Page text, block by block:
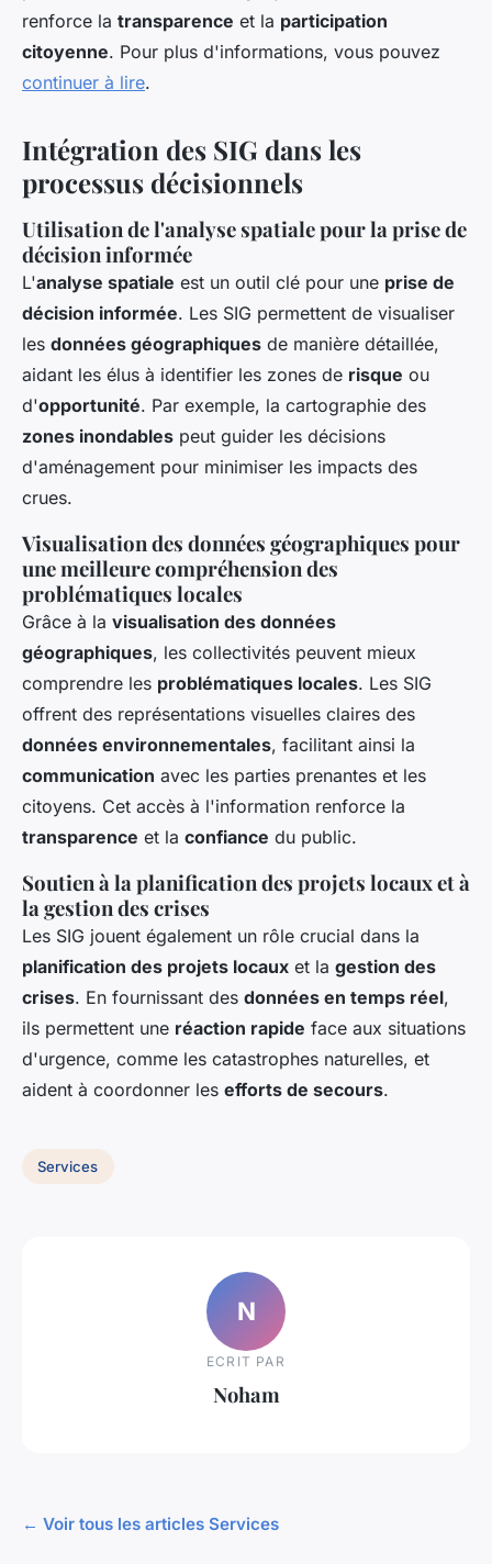
renforce la transparence et la participation
citoyenne. Pour plus d'informations, vous pouvez
continuer à lire.
Intégration des SIG dans les
processus décisionnels
Utilisation de l'analyse spatiale pour la prise de
décision informée
L'analyse spatiale est un outil clé pour une prise de
décision informée. Les SIG permettent de visualiser
les données géographiques de manière détaillée,
aidant les élus à identifier les zones de risque ou
d'opportunité. Par exemple, la cartographie des
zones inondables peut guider les décisions
d'aménagement pour minimiser les impacts des
crues.
Visualisation des données géographiques pour
une meilleure compréhension des
problématiques locales
Grâce à la visualisation des données
géographiques, les collectivités peuvent mieux
comprendre les problématiques locales. Les SIG
offrent des représentations visuelles claires des
données environnementales, facilitant ainsi la
communication avec les parties prenantes et les
citoyens. Cet accès à l'information renforce la
transparence et la confiance du public.
Soutien à la planification des projets locaux et à
la gestion des crises
Les SIG jouent également un rôle crucial dans la
planification des projets locaux et la gestion des
crises. En fournissant des données en temps réel,
ils permettent une réaction rapide face aux situations
d'urgence, comme les catastrophes naturelles, et
aident à coordonner les efforts de secours.
Services
N
ECRIT PAR
Noham
← Voir tous les articles Services